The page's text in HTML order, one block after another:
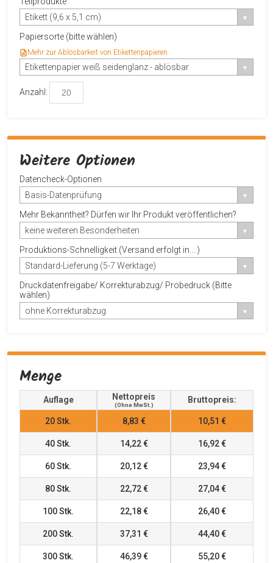
Etikett (9,6 x 5,1 cm)
Papiersorte (bitte wählen)
Mehr zur Ablösbarkeit von Etikettenpapieren
Etikettenpapier weiß seidenglanz - ablösbar
Anzahl:
Weitere Optionen
Datencheck-Optionen
Basis-Datenprüfung
Mehr Bekanntheit? Dürfen wir Ihr Produkt veröffentlichen?
keine weiteren Besonderheiten
Produktions-Schnelligkeit (Versand erfolgt in....)
Standard-Lieferung (5-7 Werktage)
Druckdatenfreigabe/ Korrekturabzug/ Probedruck (Bitte
wählen)
ohne Korrekturabzug
Menge
Auflage Nettopreis
(ohne MwSt.)
Bruttopreis:
20Stk. 8,83 € 10,51 €
40Stk. 14,22 € 16,92 €
60Stk. 20,12 € 23,94 €
80Stk. 22,72 € 27,04 €
100Stk. 22,18 € 26,40 €
200Stk. 37,31 € 44,40 €
300Stk. 46,39 € 55,20 €